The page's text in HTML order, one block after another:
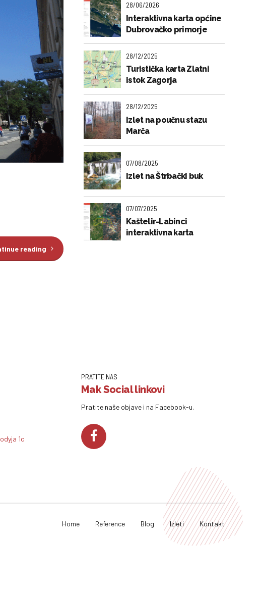
reading
28/06/2026
Interaktivna karta općine
Dubrovačko primorje
28/12/2025
Turistička karta Zlatni
istok Zagorja
28/12/2025
Izlet na poučnu stazu
Marča
07/08/2025
Izlet na Štrbački buk
07/07/2025
Kaštelir-Labinci
interaktivna karta
1c
PRATITE NAS
Mak Social linkovi
Pratite naše objave i na Facebook-u.
Home Reference Blog Izleti Kontakt